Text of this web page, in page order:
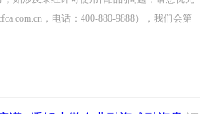
，电话：400-880-9888），我们会第